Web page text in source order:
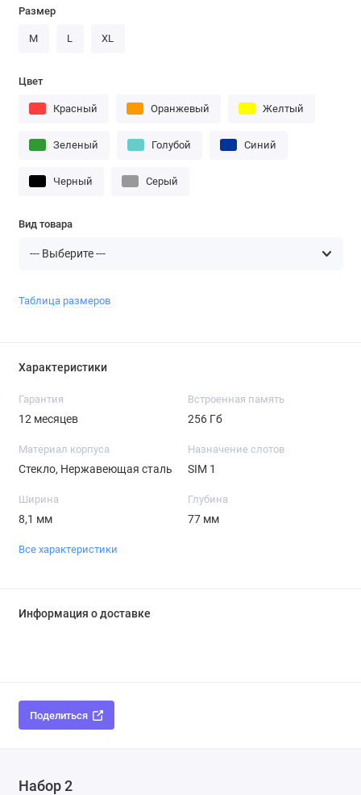
Размер
M L XL
Цвет
Красный Оранжевый Желтый
Зеленый Голубой Синий
Черный Серый
Вид товара
Таблица размеров
Характеристики
Гарантия
12 месяцев
Встроенная память
256 Гб
Материал корпуса
Стекло, Нержавеющая сталь
Назначение слотов
SIM 1
Ширина
8,1 мм
Глубина
77 мм
Все характеристики
Информация о доставке
Поделиться
Набор 2